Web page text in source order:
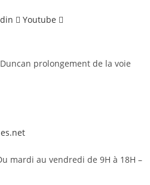
Youtube
prolongement de la voie
mardi au vendredi de 9H à 18H –